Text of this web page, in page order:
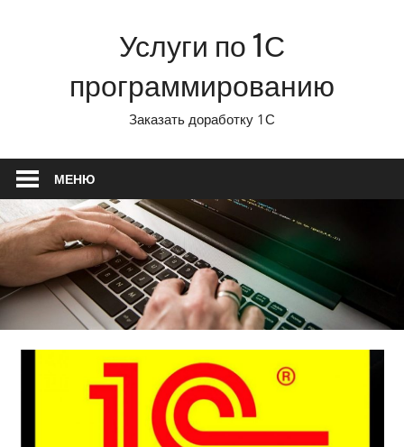
Услуги по 1С
программированию
Заказать доработку 1С
МЕНЮ